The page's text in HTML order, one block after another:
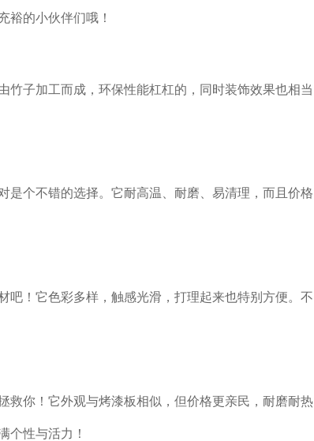
裕的小伙伴们哦！
竹子加工而成，环保性能杠杠的，同时装饰效果也相当
是个不错的选择。它耐高温、耐磨、易清理，而且价格
吧！它色彩多样，触感光滑，打理起来也特别方便。不
救你！它外观与烤漆板相似，但价格更亲民，耐磨耐热
个性与活力！